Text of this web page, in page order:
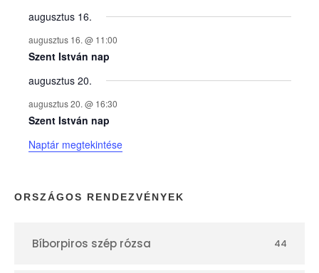
y
e
k
n
a
p
augusztus 16.
augusztus 16. @ 11:00
Szent István nap
augusztus 20.
augusztus 20. @ 16:30
Szent István nap
Naptár megtekintése
ORSZÁGOS RENDEZVÉNYEK
Bíborpiros szép rózsa 44